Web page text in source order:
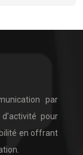
par
pour
en offrant